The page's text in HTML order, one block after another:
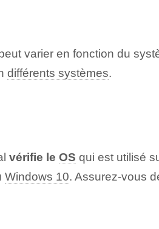
varier en fonction du
différents systèmes.
vérifie le⁣ OS qui est utilisé
Windows 10. ⁤Assurez-vous